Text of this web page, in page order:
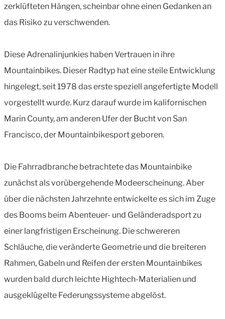
zerklüfteten Hängen, scheinbar ohne einen Gedanken an
das Risiko zu verschwenden.
Diese Adrenalinjunkies haben Vertrauen in ihre
Mountainbikes. Dieser Radtyp hat eine steile Entwicklung
hingelegt, seit 1978 das erste speziell angefertigte Modell
vorgestellt wurde. Kurz darauf wurde im kalifornischen
Marin County, am anderen Ufer der Bucht von San
Francisco, der Mountainbikesport geboren.
Die Fahrradbranche betrachtete das Mountainbike
zunächst als vorübergehende Modeerscheinung. Aber
über die nächsten Jahrzehnte entwickelte es sich im Zuge
des Booms beim Abenteuer- und Geländeradsport zu
einer langfristigen Erscheinung. Die schwereren
Schläuche, die veränderte Geometrie und die breiteren
Rahmen, Gabeln und Reifen der ersten Mountainbikes
wurden bald durch leichte Hightech-Materialien und
ausgeklügelte Federungssysteme abgelöst.